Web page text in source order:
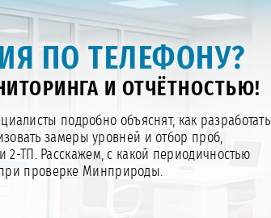
ПО ТЕЛЕФОНУ?
И ОТЧЁТНОСТЬЮ!
подробно объяснят, как разработать
замеры уровней и отбор проб,
2-ТП. Расскажем, с какой периодичностью
проверке Минприроды.